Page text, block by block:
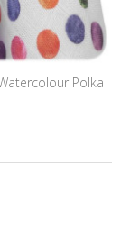
Polka